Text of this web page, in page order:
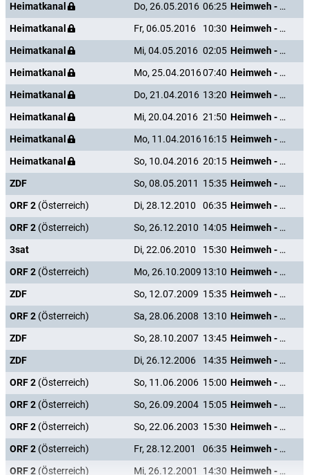
Heimatkanal
Do, 26.05.2016 06:25
Heimweh - Dort wo die Blumen blühn
Heimatkanal
Fr, 06.05.2016 10:30
Heimweh - Dort wo die Blumen blühn
Heimatkanal
Mi, 04.05.2016 02:05
Heimweh - Dort wo die Blumen blühn
Heimatkanal
Mo, 25.04.201607:40
Heimweh - Dort wo die Blumen blühn
Heimatkanal
Do, 21.04.2016 13:20
Heimweh - Dort wo die Blumen blühn
Heimatkanal
Mi, 20.04.2016 21:50
Heimweh - Dort wo die Blumen blühn
Heimatkanal
Mo, 11.04.201616:15
Heimweh - Dort wo die Blumen blühn
Heimatkanal
So, 10.04.2016 20:15
Heimweh - Dort wo die Blumen blühn
ZDF
So, 08.05.2011 15:35
Heimweh - Dort wo die Blumen blühn
ORF 2 (Österreich) Di, 28.12.2010 06:35
Heimweh - Dort wo die Blumen blühn
ORF 2 (Österreich) So, 26.12.2010 14:05
Heimweh - Dort wo die Blumen blühn
3sat
Di, 22.06.2010 15:30
Heimweh - Dort wo die Blumen blühn
ORF 2 (Österreich) Mo, 26.10.2009 13:10
Heimweh - Dort wo die Blumen blühn
ZDF
So, 12.07.2009 15:35
Heimweh - Dort wo die Blumen blühn
ORF 2 (Österreich) Sa, 28.06.2008 13:10
Heimweh - Dort wo die Blumen blühn
ZDF
So, 28.10.2007 13:45
Heimweh - Dort wo die Blumen blühn
ZDF
Di, 26.12.2006 14:35
Heimweh - Dort wo die Blumen blühn
ORF 2 (Österreich) So, 11.06.2006 15:00
Heimweh - Dort wo die Blumen blühn
ORF 2 (Österreich) So, 26.09.2004 15:05
Heimweh - Dort wo die Blumen blühn
ORF 2 (Österreich) So, 22.06.2003 15:30
Heimweh - Dort wo die Blumen blühn
ORF 2 (Österreich) Fr, 28.12.2001 06:35
Heimweh - Dort wo die Blumen blühn
ORF 2 (Österreich) Mi, 26.12.2001 14:30 Heimweh - Dort wo die Blumen blühn